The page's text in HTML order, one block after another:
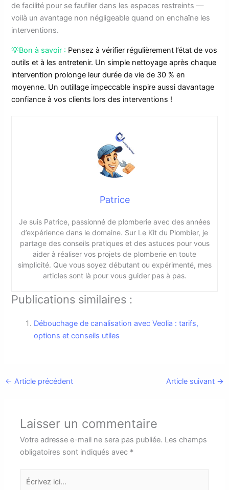
de facilité pour se faufiler dans les espaces restreints —
voilà un avantage non négligeable quand on enchaîne les
interventions.
💡Bon à savoir : Pensez à vérifier régulièrement l’état de vos
outils et à les entretenir. Un simple nettoyage après chaque
intervention prolonge leur durée de vie de 30 % en
moyenne. Un outillage impeccable inspire aussi davantage
confiance à vos clients lors des interventions !
Patrice
Je suis Patrice, passionné de plomberie avec des années
d’expérience dans le domaine. Sur Le Kit du Plombier, je
partage des conseils pratiques et des astuces pour vous
aider à réaliser vos projets de plomberie en toute
simplicité. Que vous soyez débutant ou expérimenté, mes
articles sont là pour vous guider pas à pas.
Publications similaires :
Débouchage de canalisation avec Veolia : tarifs,
options et conseils utiles
← Article précédent Article suivant →
Laisser un commentaire
Votre adresse e-mail ne sera pas publiée. Les champs
obligatoires sont indiqués avec *
Écrivez
ici…